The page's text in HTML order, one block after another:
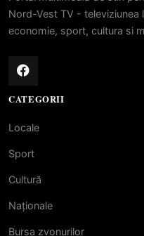
Nord-Vest TV - televiziunea
economie, sport, cultura si
CATEGORII
Locale
Sport
Cultură
Naționale
Bursa zvonurilor